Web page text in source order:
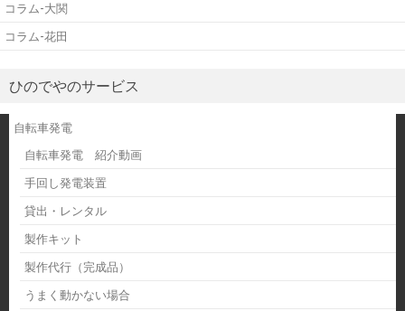
コラム-大関
コラム-花田
ひのでやのサービス
自転車発電
自転車発電 紹介動画
手回し発電装置
貸出・レンタル
製作キット
製作代行（完成品）
うまく動かない場合